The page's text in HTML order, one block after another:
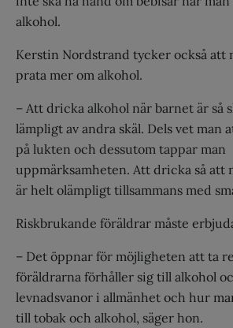
alkohol.
Kerstin Nordstrand tycker också att
prata mer om alkohol.
– Att dricka alkohol när barnet är så
lämpligt av andra skäl. Dels vet man
på lukten och dessutom tappar man
uppmärksamheten. Att dricka så att
är helt olämpligt tillsammans med
Riskbrukande föräldrar måste
– Det öppnar för möjligheten att ta
föräldrarna förhåller sig till alkohol
levnadsvanor i allmänhet och hur
till tobak och alkohol, säger hon.